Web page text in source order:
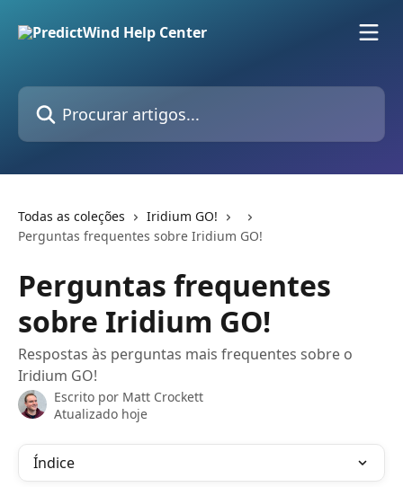
Procurar artigos...
Todas as coleções
Iridium GO!
Perguntas frequentes sobre Iridium GO!
Perguntas frequentes
sobre Iridium GO!
Respostas às perguntas mais frequentes sobre o
Iridium GO!
Escrito por Matt Crockett
Atualizado hoje
Índice